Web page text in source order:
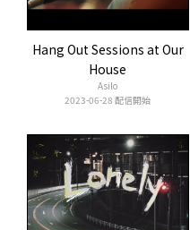
Hang Out Sessions at Our
House
Asilo
2023-06-28 配信開始